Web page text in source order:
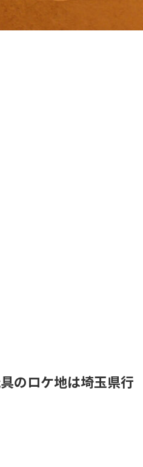
のロケ地は埼玉県行